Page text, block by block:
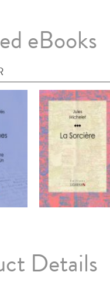
eBooks
Details